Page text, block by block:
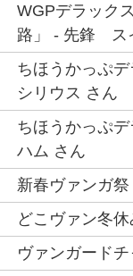
WGPデラック
路」 - 先鋒 ス
ちほうかっぷ
シリウス さん
ちほうかっぷ
ハム さん
新春ヴァンガ
どこヴァン冬
ヴァンガード